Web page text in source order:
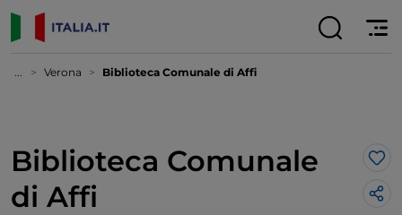
... Verona Biblioteca Comunale di Affi
Biblioteca Comunale
di Affi